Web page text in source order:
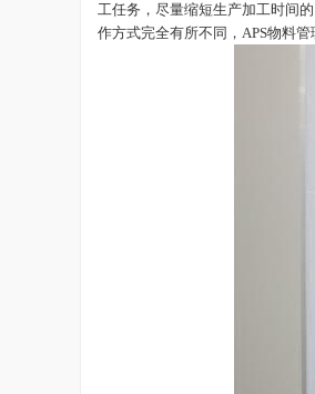
工任务，尽量缩短生产加工时间的
作方式完全有所不同， APS物料